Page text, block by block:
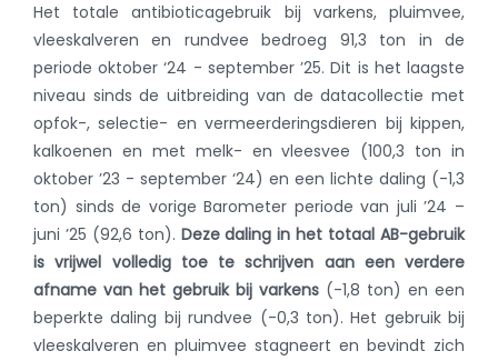
Het totale antibioticagebruik bij varkens, pluimvee,
vleeskalveren en rundvee bedroeg 91,3 ton in de
periode oktober ‘24 - september ’25. Dit is het laagste
niveau sinds de uitbreiding van de datacollectie met
opfok-, selectie- en vermeerderingsdieren bij kippen,
kalkoenen en met melk- en vleesvee (100,3 ton in
oktober ’23 - september ‘24) en een lichte daling (-1,3
ton) sinds de vorige Barometer periode van juli ’24 –
juni ’25 (92,6 ton). Deze daling in het totaal AB-gebruik
is vrijwel volledig toe te schrijven aan een verdere
afname van het gebruik bij varkens (-1,8 ton) en een
beperkte daling bij rundvee (-0,3 ton). Het gebruik bij
vleeskalveren en pluimvee stagneert en bevindt zich